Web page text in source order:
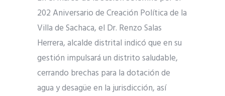
202 Aniversario de Creación Política de la
Villa de Sachaca, el Dr. Renzo Salas
Herrera, alcalde distrital indicó que en su
gestión impulsará un distrito saludable,
cerrando brechas para la dotación de
agua y desagüe en la jurisdicción, así